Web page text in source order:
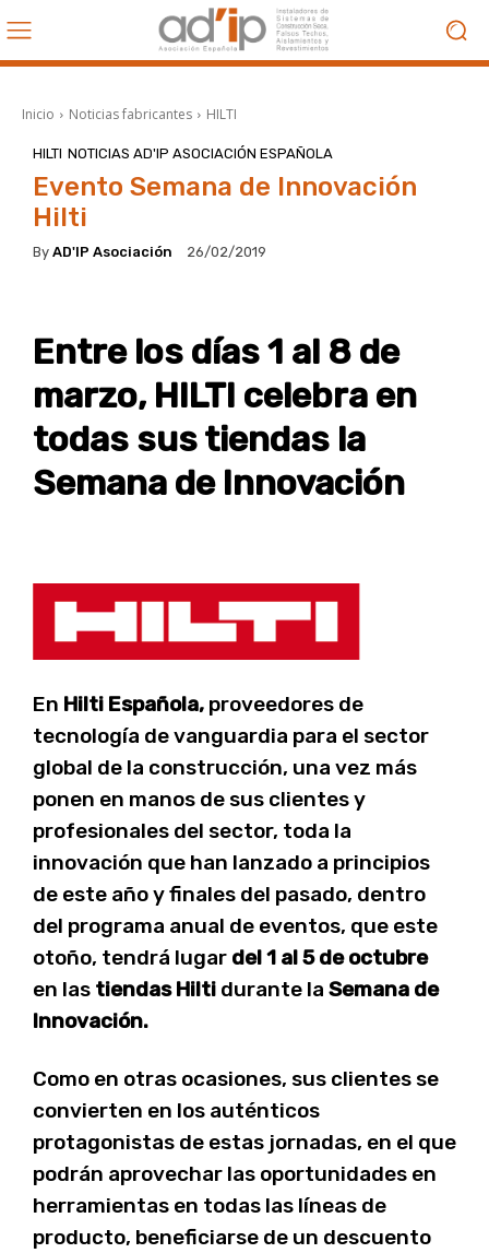
Inicio Noticias fabricantes HILTI
HILTI NOTICIAS AD'IP ASOCIACIÓN ESPAÑOLA
Evento Semana de Innovación
Hilti
By AD'IP Asociación 26/02/2019
Entre los días 1 al 8 de
marzo, HILTI celebra en
todas sus tiendas la
Semana de Innovación
En Hilti Española, proveedores de
tecnología de vanguardia para el sector
global de la construcción, una vez más
ponen en manos de sus clientes y
profesionales del sector, toda la
innovación que han lanzado a principios
de este año y finales del pasado, dentro
del programa anual de eventos, que este
otoño, tendrá lugar del 1 al 5 de octubre
en las tiendas Hilti durante la Semana de
Innovación.
Como en otras ocasiones, sus clientes se
convierten en los auténticos
protagonistas de estas jornadas, en el que
podrán aprovechar las oportunidades en
herramientas en todas las líneas de
producto, beneficiarse de un descuento